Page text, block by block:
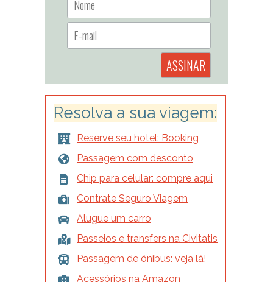
Resolva a sua viagem:
Reserve seu hotel: Booking
Passagem com desconto
Chip para celular: compre aqui
Contrate Seguro Viagem
Alugue um carro
Passeios e transfers na Civitatis
Passagem de ônibus: veja lá!
Acessórios na Amazon